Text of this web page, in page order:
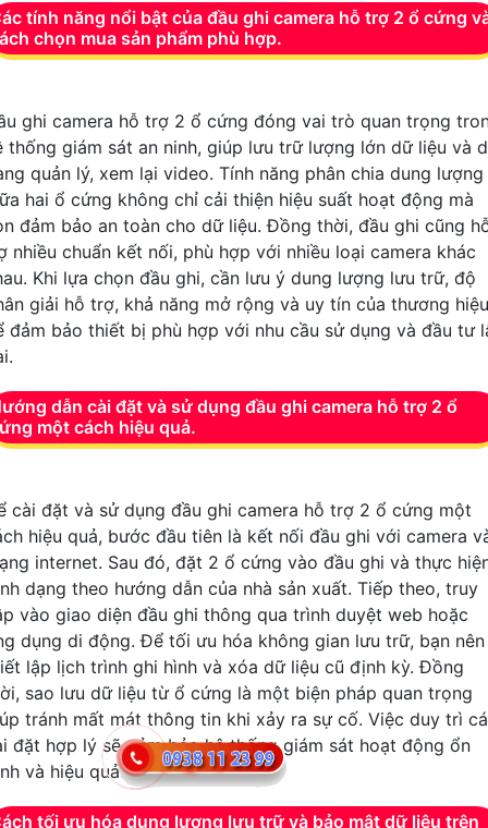
tính năng nổi bật của đầu ghi camera hỗ trợ 2 ổ cứng
chọn mua sản phẩm phù hợp.
ghi camera hỗ trợ 2 ổ cứng đóng vai trò quan trọng
thống giám sát an ninh, giúp lưu trữ lượng lớn dữ liệu và
quản lý, xem lại video. Tính năng phân chia dung lượng
hai ổ cứng không chỉ cải thiện hiệu suất hoạt động mà
đảm bảo an toàn cho dữ liệu. Đồng thời, đầu ghi cũng
nhiều chuẩn kết nối, phù hợp với nhiều loại camera khác
Khi lựa chọn đầu ghi, cần lưu ý dung lượng lưu trữ, độ
giải hỗ trợ, khả năng mở rộng và uy tín của thương hiệu
đảm bảo thiết bị phù hợp với nhu cầu sử dụng và đầu tư
dẫn cài đặt và sử dụng đầu ghi camera hỗ trợ 2 ổ
một cách hiệu quả.
cài đặt và sử dụng đầu ghi camera hỗ trợ 2 ổ cứng một
hiệu quả, bước đầu tiên là kết nối đầu ghi với camera
internet. Sau đó, đặt 2 ổ cứng vào đầu ghi và thực
dạng theo hướng dẫn của nhà sản xuất. Tiếp theo, truy
vào giao diện đầu ghi thông qua trình duyệt web hoặc
dụng di động. Để tối ưu hóa không gian lưu trữ, bạn nên
lập lịch trình ghi hình và xóa dữ liệu cũ định kỳ. Đồng
sao lưu dữ liệu từ ổ cứng là một biện pháp quan trọng
tránh mất mát thông tin khi xảy ra sự cố. Việc duy trì
đặt hợp lý sẽ đảm bảo hệ thống giám sát hoạt động ổn
và hiệu quả.
tối ưu hóa dung lượng lưu trữ và bảo mật dữ liệu trên